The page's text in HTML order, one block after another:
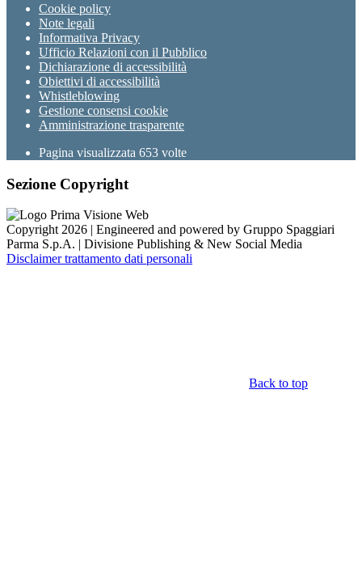
Cookie policy
Note legali
Informativa Privacy
Ufficio Relazioni con il Pubblico
Dichiarazione di accessibilità
Obiettivi di accessibilità
Whistleblowing
Gestione consensi cookie
Amministrazione trasparente
Pagina visualizzata 653 volte
Sezione Copyright
Copyright 2026 | Engineered and powered by Gruppo Spaggiari
Parma S.p.A. | Divisione Publishing & New Social Media
Disclaimer trattamento dati personali
Back to top